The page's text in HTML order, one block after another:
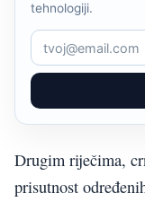
tehnologiji.
Drugim riječima,
prisutnost